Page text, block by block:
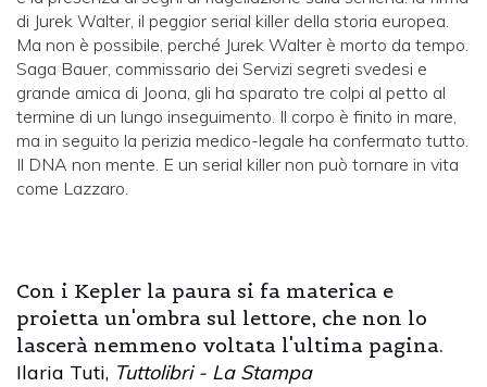
di Jurek Walter, il peggior serial killer della storia europea.
Ma non è possibile, perché Jurek Walter è morto da tempo.
Saga Bauer, commissario dei Servizi segreti svedesi e
grande amica di Joona, gli ha sparato tre colpi al petto al
termine di un lungo inseguimento. Il corpo è finito in mare,
ma in seguito la perizia medico-legale ha confermato tutto.
Il DNA non mente. E un serial killer non può tornare in vita
come Lazzaro.
Con i Kepler la paura si fa materica e
proietta un'ombra sul lettore, che non lo
lascerà nemmeno voltata l'ultima pagina.
Ilaria Tuti, Tuttolibri - La Stampa